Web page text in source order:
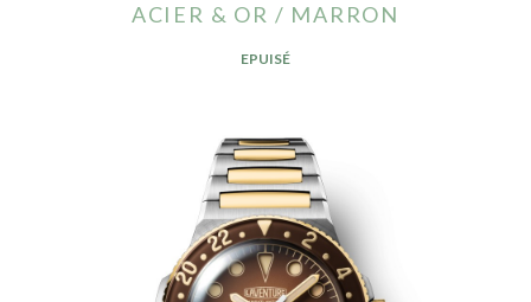
ACIER & OR / MARRON
EPUISÉ